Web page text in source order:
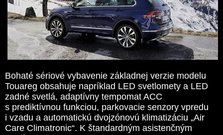
Bohaté sériové vybavenie základnej verzie modelu
Touareg obsahuje napríklad LED svetlomety a LED
zadné svetlá, adaptívny tempomat ACC
s prediktívnou funkciou, parkovacie senzory vpredu
i vzadu a automatickú dvojzónovú klimatizáciu „Air
Care Climatronic“. K štandardným asistenčným